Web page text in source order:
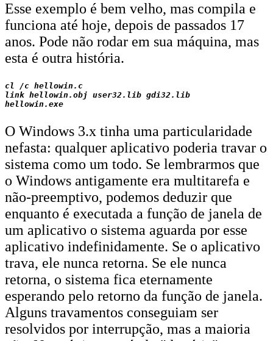
Esse exemplo é bem velho, mas compila e
funciona até hoje, depois de passados 17
anos. Pode não rodar em sua máquina, mas
esta é outra história.
cl /c hellowin.c
link hellowin.obj user32.lib gdi32.lib
O Windows 3.x tinha uma particularidade
nefasta: qualquer aplicativo poderia travar o
sistema como um todo. Se lembrarmos que
o Windows antigamente era multitarefa e
não-preemptivo, podemos deduzir que
enquanto é executada a função de janela de
um aplicativo o sistema aguarda por esse
aplicativo indefinidamente. Se o aplicativo
trava, ele nunca retorna. Se ele nunca
retorna, o sistema fica eternamente
esperando pelo retorno da função de janela.
Alguns travamentos conseguiam ser
resolvidos por interrupção, mas a maioria